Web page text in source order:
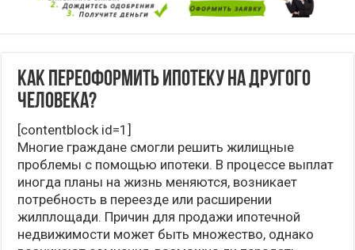
Как переоформить ипотеку на другого
человека?
[contentblock id=1]
Многие граждане смогли решить жилищные
проблемы с помощью ипотеки. В процессе выплат
иногда планы на жизнь меняются, возникает
потребность в переезде или расширении
жилплощади. Причин для продажи ипотечной
недвижимости может быть множество, однако